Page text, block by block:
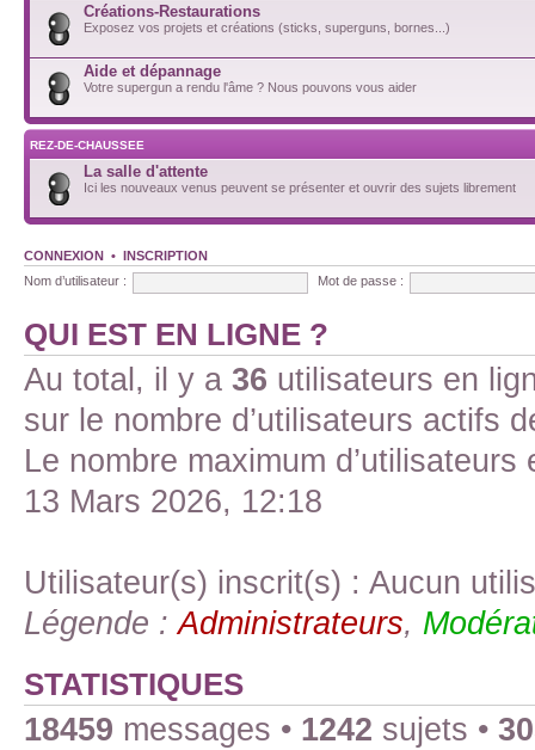
Créations-Restaurations
Exposez vos projets et créations (sticks, superguns, bornes...)
Aide et dépannage
Votre supergun a rendu l'âme ? Nous pouvons vous aider
REZ-DE-CHAUSSEE
La salle d'attente
Ici les nouveaux venus peuvent se présenter et ouvrir des sujets librement
CONNEXION • INSCRIPTION
Nom d’utilisateur :
Mot de passe :
QUI EST EN LIGNE ?
Au total, il y a 36 utilisateurs en
sur le nombre d’utilisateurs actifs
Le nombre maximum
13 Mars 2026, 12:18
Utilisateur(s) inscrit(s) : Aucun
Légende :Administrateurs,
STATISTIQUES
18459 messages • 1242 sujets •